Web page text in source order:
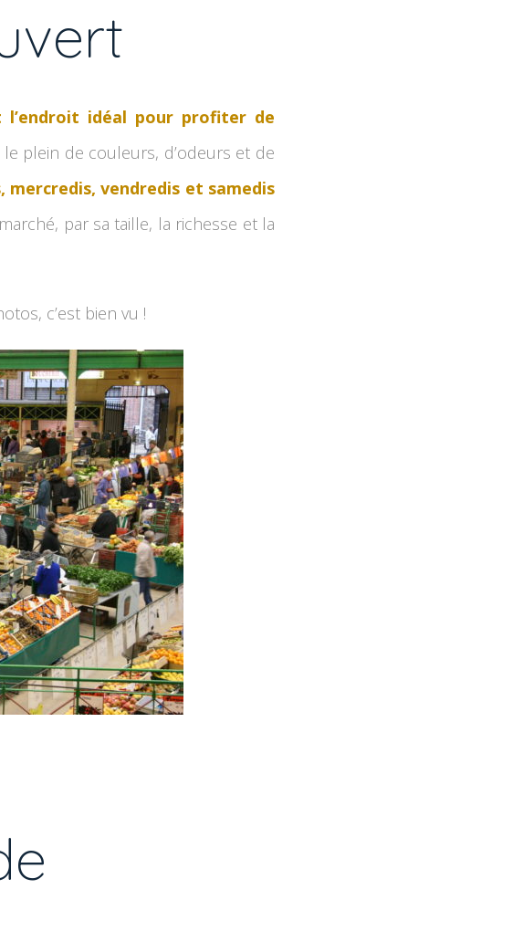
l’endroit idéal pour profiter de
plein de couleurs, d’odeurs et de
mercredis, vendredis et samedis
par sa taille, la richesse et la
c’est bien vu !